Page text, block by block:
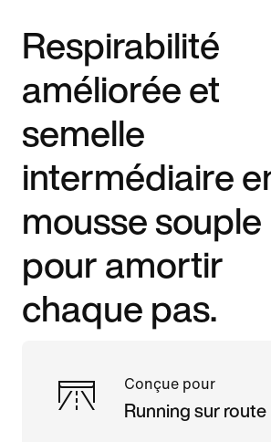
Respirabilité
améliorée et
semelle
intermédiaire
mousse souple
pour amortir
chaque pas.
Conçue pour
Running sur route